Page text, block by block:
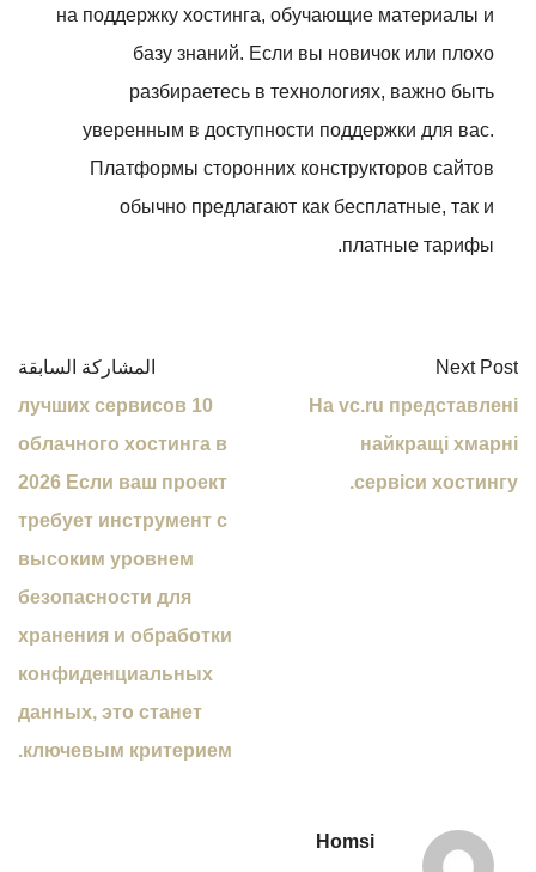
на поддержку хостинга, обучающие материалы и
базу знаний. Если вы новичок или плохо
разбираетесь в технологиях, важно быть
уверенным в доступности поддержки для вас.
Платформы сторонних конструкторов сайтов
обычно предлагают как бесплатные, так и
платные тарифы.
المشاركة السابقة
10 лучших сервисов
облачного хостинга в
2026 Если ваш проект
требует инструмент с
высоким уровнем
безопасности для
хранения и обработки
конфиденциальных
данных, это станет
ключевым критерием.
Next Post
На vc.ru представлені
найкращі хмарні
сервіси хостингу.
Homsi